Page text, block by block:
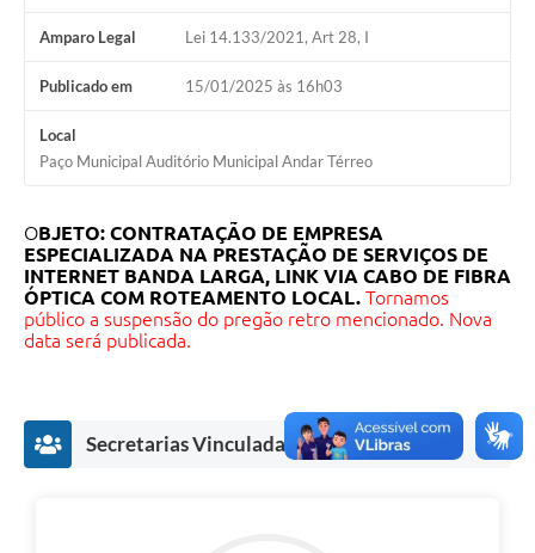
Amparo Legal Lei 14.133/2021, Art 28, I
Publicado em 15/01/2025 às 16h03
Local
Paço Municipal Auditório Municipal Andar Térreo
OBJETO: CONTRATAÇÃO DE EMPRESA
ESPECIALIZADA NA PRESTAÇÃO DE SERVIÇOS DE
INTERNET BANDA LARGA, LINK VIA CABO DE FIBRA
ÓPTICA COM ROTEAMENTO LOCAL. Tornamos
público a suspensão do pregão retro mencionado. Nova
data será publicada.
Secretarias Vinculadas